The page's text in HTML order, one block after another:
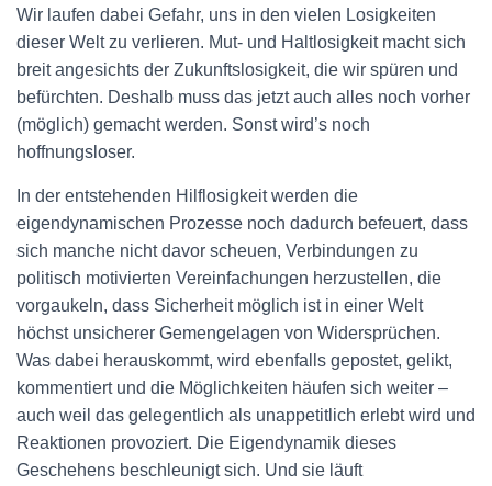
Wir laufen dabei Gefahr, uns in den vielen Losigkeiten
dieser Welt zu verlieren. Mut- und Haltlosigkeit macht sich
breit angesichts der Zukunftslosigkeit, die wir spüren und
befürchten. Deshalb muss das jetzt auch alles noch vorher
(möglich) gemacht werden. Sonst wird’s noch
hoffnungsloser.
In der entstehenden Hilflosigkeit werden die
eigendynamischen Prozesse noch dadurch befeuert, dass
sich manche nicht davor scheuen, Verbindungen zu
politisch motivierten Vereinfachungen herzustellen, die
vorgaukeln, dass Sicherheit möglich ist in einer Welt
höchst unsicherer Gemengelagen von Widersprüchen.
Was dabei herauskommt, wird ebenfalls gepostet, gelikt,
kommentiert und die Möglichkeiten häufen sich weiter –
auch weil das gelegentlich als unappetitlich erlebt wird und
Reaktionen provoziert. Die Eigendynamik dieses
Geschehens beschleunigt sich. Und sie läuft